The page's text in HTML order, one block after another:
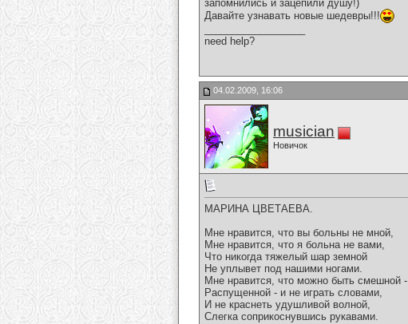
запомнились и зацепили душу!)
Давайте узнавать новые шедевры!!!
need help?
04.02.2009, 16:06
musician
Новичок
МАРИНА ЦВЕТАЕВА.
Мне нравится, что вы больны не мной,
Мне нравится, что я больна не вами,
Что никогда тяжелый шар земной
Не уплывет под нашими ногами.
Мне нравится, что можно быть смешной -
Распущенной - и не играть словами,
И не краснеть удушливой волной,
Слегка соприкоснувшись рукавами.